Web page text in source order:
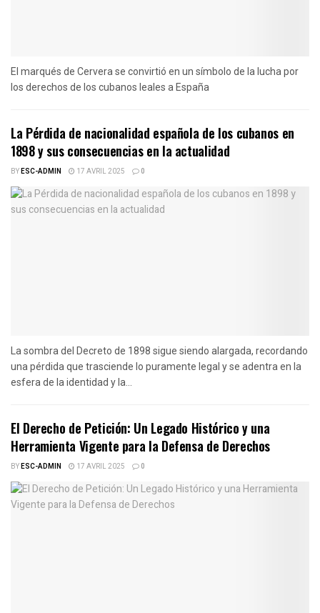
El marqués de Cervera se convirtió en un símbolo de la lucha por
los derechos de los cubanos leales a España
La Pérdida de nacionalidad española de los cubanos en
1898 y sus consecuencias en la actualidad
BYESC-ADMIN 17 AVRIL 2025 0
La sombra del Decreto de 1898 sigue siendo alargada, recordando
una pérdida que trasciende lo puramente legal y se adentra en la
esfera de la identidad y la...
El Derecho de Petición: Un Legado Histórico y una
Herramienta Vigente para la Defensa de Derechos
BYESC-ADMIN 17 AVRIL 2025 0